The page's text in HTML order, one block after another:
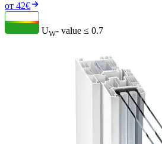
от 42€
UW- value ≤ 0.7